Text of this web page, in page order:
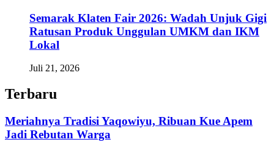
Semarak Klaten Fair 2026: Wadah Unjuk Gigi
Ratusan Produk Unggulan UMKM dan IKM
Lokal
Juli 21, 2026
Terbaru
Meriahnya Tradisi Yaqowiyu, Ribuan Kue Apem
Jadi Rebutan Warga